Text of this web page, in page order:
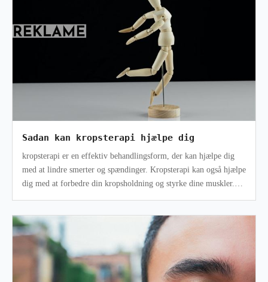
Sadan kan kropsterapi hjælpe dig
kropsterapi er en effektiv behandlingsform, der kan hjælpe dig
med at lindre smerter og spændinger. Kropsterapi kan også hjælpe
dig med at forbedre din kropsholdning og styrke dine muskler.